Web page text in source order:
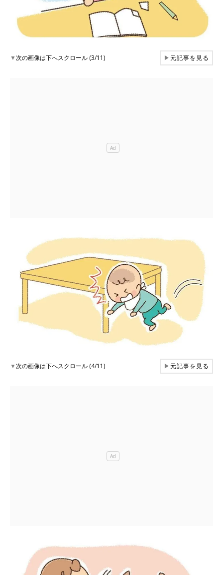
▼次の画像は下へスクロール (3/11) ▶元記事を見る
▼次の画像は下へスクロール (4/11) ▶元記事を見る